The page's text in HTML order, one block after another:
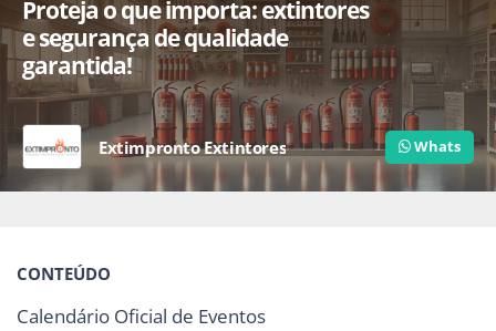
Proteja o que importa: extintores
e segurança de qualidade
garantida!
Extimpronto Extintores Whats
CONTEÚDO
Calendário Oficial de Eventos